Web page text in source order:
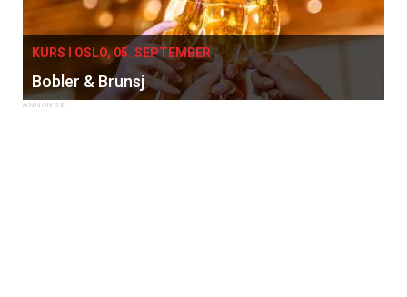
KURS I OSLO, 05. SEPTEMBER
Bobler & Brunsj